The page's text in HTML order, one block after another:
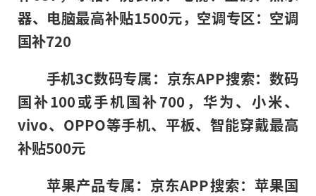
器、电脑最高补贴1500元，空调专区：空调
国补720
手机3C数码专属：京东APP搜索：数码
国补100或手机国补700，华为、小米、
vivo、OPPO等手机、平板、智能穿戴最高
补贴500元
苹果产品专属：京东APP搜索：苹果国